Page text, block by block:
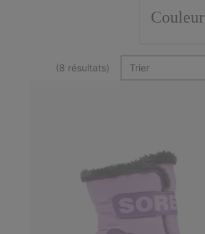
Couleur
(8 résultats) Trier